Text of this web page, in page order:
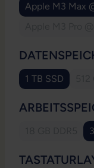
Apple M3 Max
1 TB SSD
(Diese